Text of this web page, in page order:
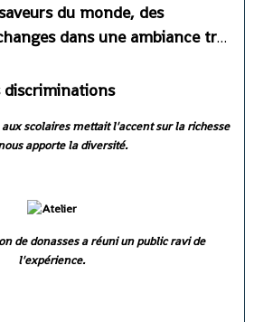
du monde, des
dans une ambiance très
scolaires mettait l'accent sur la richesse
apporte la diversité.
de donasses a réuni un public ravi de
l'expérience.